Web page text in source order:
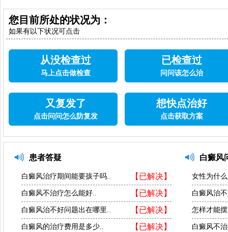
您目前所处的状况为：
如果有以下状况可点击
从没检查过
马上点击做检查
已检查过
问问该怎么治
又复发了
点击问问怎么防复发
想快点治好
点击获取方案
患者答疑
【已解决】
白癜风治疗期间能要孩子吗..
【已解决】
白癜风不治疗怎么能好..
【已解决】
白癜风治不好问题出在哪里..
【已解决】
白癜风的治疗费用是多少..
白癜风
女性为什
白癜风治
怎样才能
白癜风不